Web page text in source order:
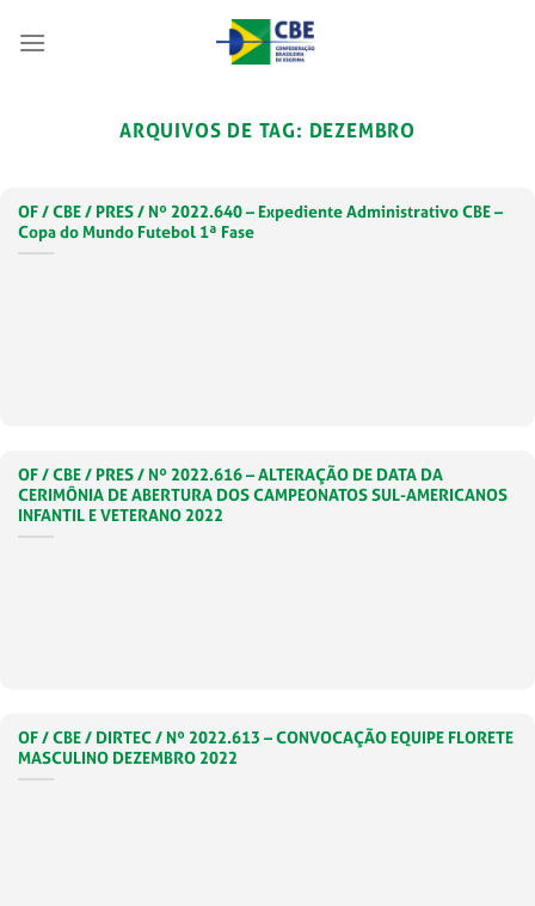
ARQUIVOS DE TAG: DEZEMBRO
OF / CBE / PRES / Nº 2022.640 – Expediente Administrativo CBE –
Copa do Mundo Futebol 1ª Fase
OF / CBE / PRES / Nº 2022.616 – ALTERAÇÃO DE DATA DA
CERIMÔNIA DE ABERTURA DOS CAMPEONATOS SUL-AMERICANOS
INFANTIL E VETERANO 2022
OF / CBE / DIRTEC / Nº 2022.613 – CONVOCAÇÃO EQUIPE FLORETE
MASCULINO DEZEMBRO 2022